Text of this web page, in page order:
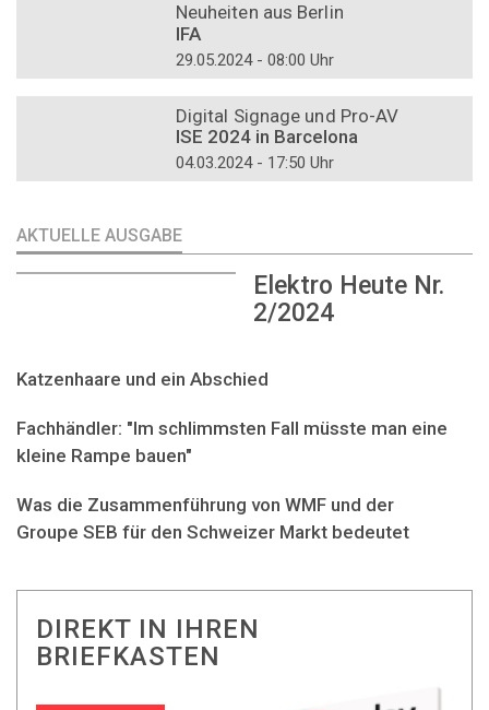
Neuheiten aus Berlin
IFA
29.05.2024 - 08:00 Uhr
Digital Signage und Pro-AV
ISE 2024 in Barcelona
04.03.2024 - 17:50 Uhr
AKTUELLE AUSGABE
Elektro Heute Nr.
2/2024
Katzenhaare und ein Abschied
Fachhändler: "Im schlimmsten Fall müsste man eine
kleine Rampe bauen"
Was die Zusammenführung von WMF und der
Groupe SEB für den Schweizer Markt bedeutet
DIREKT IN IHREN
BRIEFKASTEN